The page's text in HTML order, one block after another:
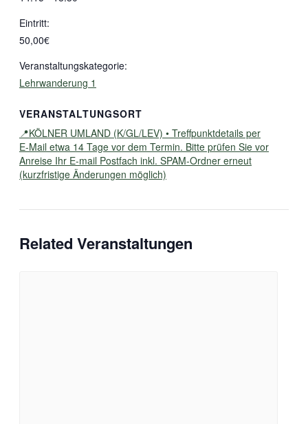
Eintritt:
50,00€
Veranstaltungskategorie:
Lehrwanderung 1
VERANSTALTUNGSORT
📍KÖLNER UMLAND (K/GL/LEV) • Treffpunktdetails per
E-Mail etwa 14 Tage vor dem Termin. Bitte prüfen Sie vor
Anreise Ihr E-mail Postfach inkl. SPAM-Ordner erneut
(kurzfristige Änderungen möglich)
Related Veranstaltungen